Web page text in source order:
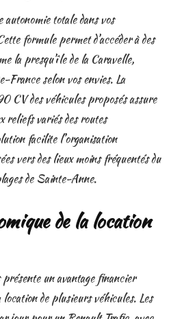
totale dans vos
formule permet d’accéder à des
la presqu’île de la Caravelle,
selon vos envies. La
CV des véhicules proposés assure
reliefs variés des routes
facilite l’organisation
vers des lieux moins fréquentés du
de Sainte-Anne.
de la location
présente un avantage financier
de plusieurs véhicules. Les